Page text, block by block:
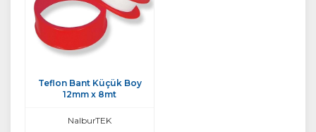
Teflon Bant Küçük Boy
12mm x 8mt
NalburTEK